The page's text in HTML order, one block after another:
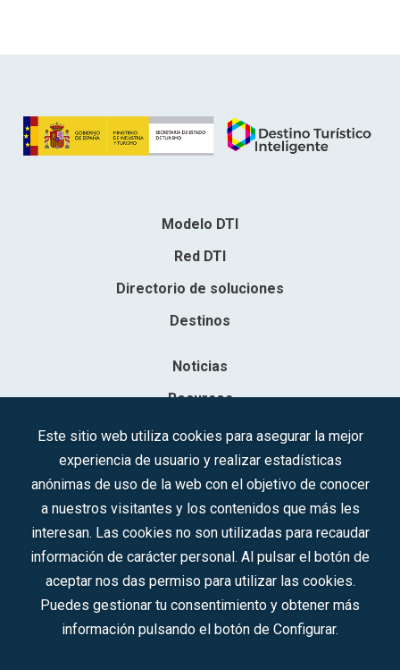
Modelo DTI
Red DTI
Directorio de soluciones
Destinos
Noticias
Recursos
Contacto
Sociedad Mercantil Estatal para la Gestión de la Innovación y las
Inscrita en el R.M. de Madrid, T, 12593, Se. 8, F. 129, H. 201.307.
C.I.F.: A-81/874.984
Síguenos en redes sociales:
Este sitio web utiliza cookies para asegurar la mejor
experiencia de usuario y realizar estadísticas
anónimas de uso de la web con el objetivo de conocer
a nuestros visitantes y los contenidos que más les
interesan. Las cookies no son utilizadas para recaudar
información de carácter personal. Al pulsar el botón de
aceptar nos das permiso para utilizar las cookies.
Puedes gestionar tu consentimiento y obtener más
información pulsando el botón de Configurar.